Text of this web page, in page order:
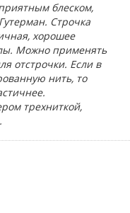
блеском,
Строчка
хорошее
Можно применять
отстрочки. Если в
нить, то
трехниткой,